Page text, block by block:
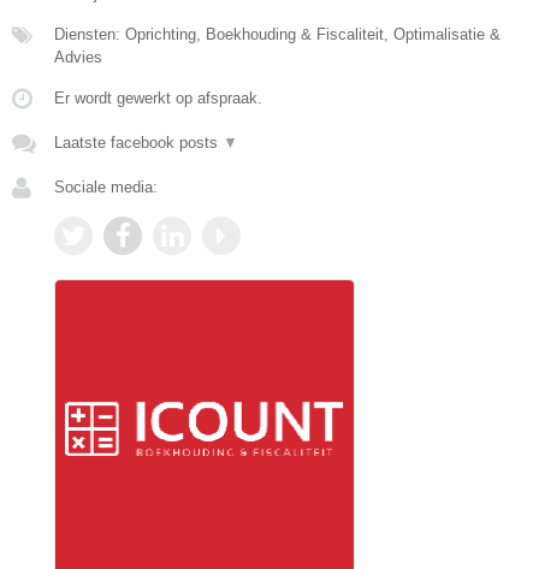
Diensten: Oprichting, Boekhouding & Fiscaliteit, Optimalisatie &
Advies
Er wordt gewerkt op afspraak.
Laatste facebook posts ▼
Sociale media: